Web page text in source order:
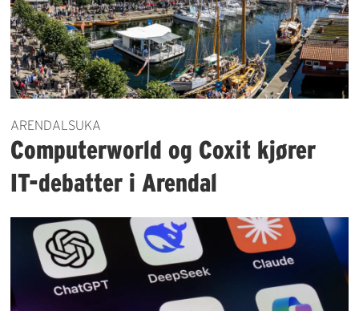
ARENDALSUKA
Computerworld og Coxit kjører
IT-debatter i Arendal